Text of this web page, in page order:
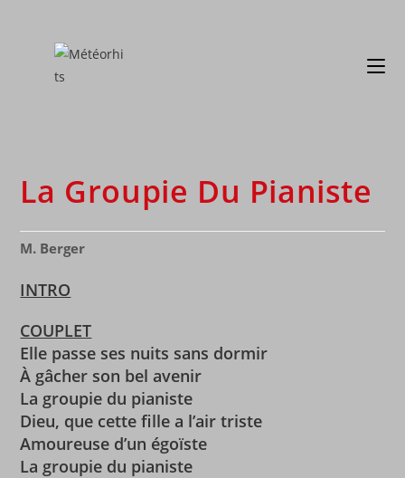
La Groupie Du Pianiste
M. Berger
INTRO
COUPLET
Elle passe ses nuits sans dormir
À gâcher son bel avenir
La groupie du pianiste
Dieu, que cette fille a l’air triste
Amoureuse d’un égoïste
La groupie du pianiste